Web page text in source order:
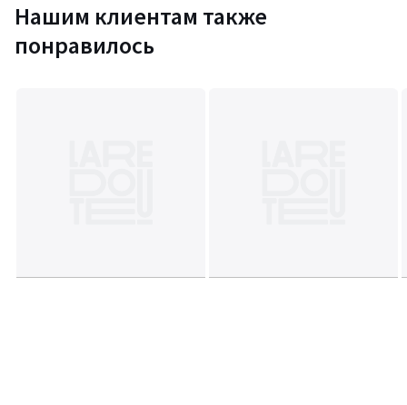
Нашим клиентам также
понравилось